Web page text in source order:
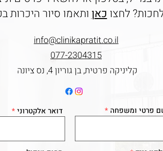
לחצו כאן ותאמו סיור היכרות
info@clinikapratit.co.il
077-2304315
קליניקה פרטית, בן גוריון 4, נס ציונה
דואר אלקטרוני פרטי ומשפחה